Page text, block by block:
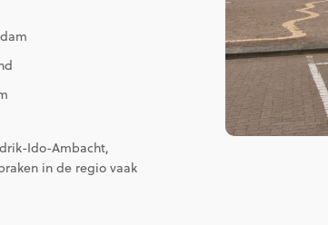
Ido-Ambacht,
in de regio vaak